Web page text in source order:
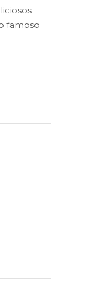
famoso